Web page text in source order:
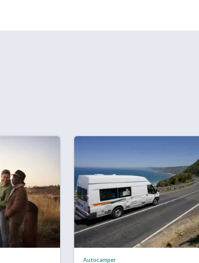
Autocamper